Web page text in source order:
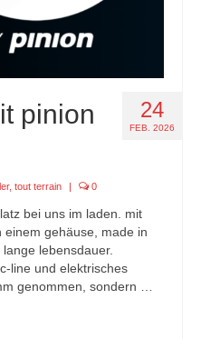
24
FEB. 2026
pinion
, tout terrain | 0
bei uns im laden. mit
gehäuse, made in
lebensdauer.
line und elektrisches
genommen, sondern …